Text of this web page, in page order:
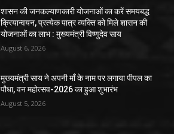
शासन की जनकल्याणकारी योजनाओं का करें समयबद्ध
क्रियान्वयन, प्रत्येक पात्र व्यक्ति को मिले शासन की
योजनाओं का लाभ : मुख्यमंत्री विष्णुदेव साय
August 6, 2026
मुख्यमंत्री साय ने अपनी माँ के नाम पर लगाया पीपल का
पौधा, वन महोत्सव-2026 का हुआ शुभारंभ
August 5, 2026